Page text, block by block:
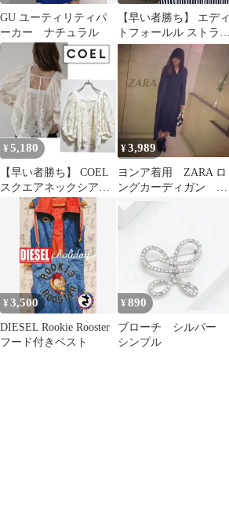
GU ユーティリティパ
ーカー ナチュラル
【早い者勝ち】 エディ
トフォールル ストライ
プ ノーカラーブラウ
¥ 5,180
【早い者勝ち】 COEL
スクエアネックシアー
ジャガードブラウス
¥3,989
ヨンア着用 ZARA ロ
ングカーディガン 完
売品
¥3,500
DIESEL Rookie Rooster
フード付きベスト
¥890
ブローチ シルバー
シンプル